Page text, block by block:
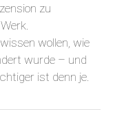
zu
wollen, wie
wurde – und
ist denn je.